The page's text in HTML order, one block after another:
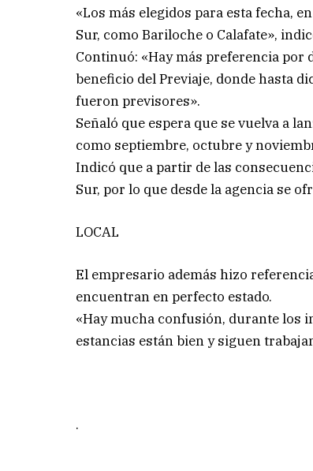
«Los más elegidos para esta fecha,
Sur, como Bariloche o Calafate»,
Continuó: «Hay más preferencia por
beneficio del Previaje, donde hasta
fueron previsores».
Señaló que espera que se vuelva a
como septiembre, octubre y
Indicó que a partir de las
Sur, por lo que desde la agencia se
LOCAL
El empresario además hizo
encuentran en perfecto estado.
«Hay mucha confusión, durante los
estancias están bien y siguen
.